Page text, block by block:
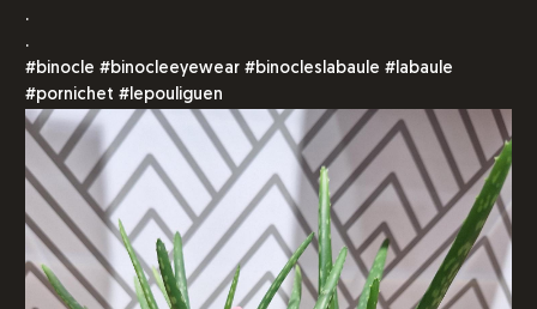
.
.
#binocle #binocleeyewear #binocleslabaule #labaule
#pornichet #lepouliguen